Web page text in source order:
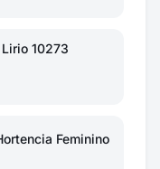
10273
Feminino